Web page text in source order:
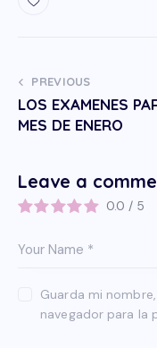
PREVIOUS
LOS EXAMENES
MES DE ENERO
Leave a
0.0 / 5
Guarda mi
navegador para la